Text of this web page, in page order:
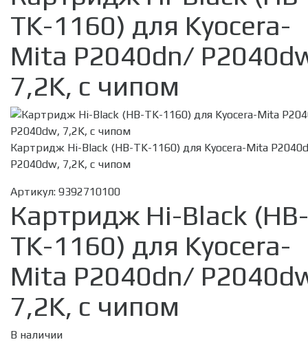
TK-1160) для Kyocera-
Mita P2040dn/
7,2K, с чипом
Картридж Hi-Black (HB-TK-1160) для Kyocera-Mita
P2040dw, 7,2K, с чипом
Артикул: 9392710100
Картридж Hi-Black (HB-
TK-1160) для Kyocera-
Mita P2040dn/
7,2K, с чипом
В наличии